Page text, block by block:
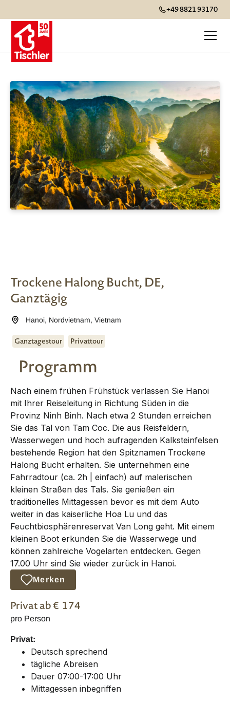
+49 8821 93170
Trockene Halong Bucht, DE,
Ganztägig
Hanoi, Nordvietnam,Vietnam
Ganztagestour Privattour
Programm
Nach einem frühen Frühstück verlassen Sie Hanoi
mit Ihrer Reiseleitung in Richtung Süden in die
Provinz Ninh Binh. Nach etwa 2 Stunden erreichen
Sie das Tal von Tam Coc. Die aus Reisfeldern,
Wasserwegen und hoch aufragenden Kalksteinfelsen
bestehende Region hat den Spitznamen Trockene
Halong Bucht erhalten. Sie unternehmen eine
Fahrradtour (ca. 2h | einfach) auf malerischen
kleinen Straßen des Tals. Sie genießen ein
traditionelles Mittagessen bevor es mit dem Auto
weiter in das kaiserliche Hoa Lu und das
Feuchtbiosphärenreservat Van Long geht. Mit einem
kleinen Boot erkunden Sie die Wasserwege und
können zahlreiche Vogelarten entdecken. Gegen
17.00 Uhr sind Sie wieder zurück in Hanoi.
Merken
Privatab € 174
pro Person
Privat:
Deutsch sprechend
tägliche Abreisen
Dauer 07:00-17:00 Uhr
Mittagessen inbegriffen